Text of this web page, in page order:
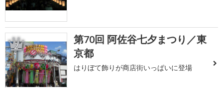
2
第70回 阿佐谷七夕まつり／東
京都
はりぼて飾りが商店街いっぱいに登場